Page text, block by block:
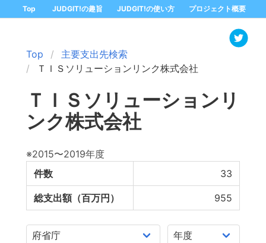
Top JUDGIT!の趣旨 JUDGIT!の使い方 プロジェクト概要
Top
主要支出先検索
ＴＩＳソリューションリンク株式会社
ＴＩＳソリューションリ
ンク株式会社
※2015〜2019年度
件数
33
総支出額（百万円） 955